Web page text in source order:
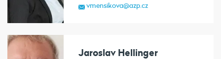
vmensikova@azp.cz
Jaroslav Hellinger